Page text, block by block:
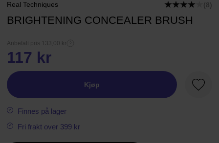
Real Techniques (8)
BRIGHTENING CONCEALER BRUSH
Anbefalt pris 133,00 kr
117 kr
Kjøp
Finnes på lager
Fri frakt over 399 kr